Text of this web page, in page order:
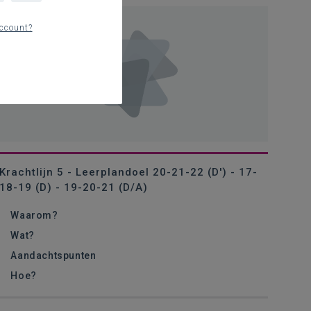
Krachtlijn 5 - Leerplandoel 20-21-22 (D') - 17-
18-19 (D) - 19-20-21 (D/A)
Waarom?
Wat?
Aandachtspunten
Hoe?